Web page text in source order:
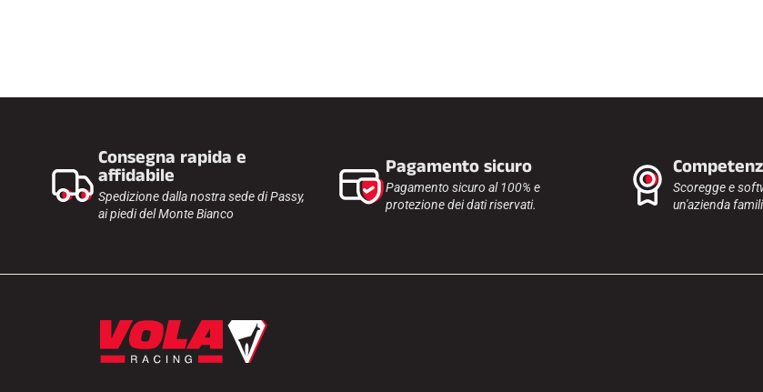
Consegna rapida e
affidabile
Spedizione dalla nostra sede di Passy,
ai piedi del Monte Bianco
Pagamento sicuro
Pagamento sicuro al 100% e
protezione dei dati riservati.
Scoregge e
un'azienda